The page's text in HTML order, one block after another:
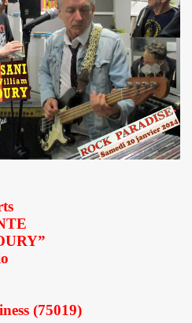
(75019)
pour l enregistrement de
visite a MARIE FRANCE.
le tournage du film
dans "La Gazette du
terribles"), BOBBIE
l album "JOHNNY,
(avec STAIV GENTIS) par